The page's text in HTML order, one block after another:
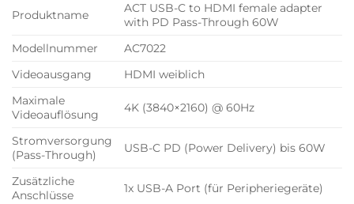
Produktname
ACT USB-C to HDMI female adapter
with PD Pass-Through 60W
Modellnummer
AC7022
Videoausgang
HDMI weiblich
Maximale
Videoauflösung
4K (3840×2160) @ 60Hz
Stromversorgung
(Pass-Through)
USB-C PD (Power Delivery) bis 60W
Zusätzliche
Anschlüsse
1x USB-A Port (für Peripheriegeräte)